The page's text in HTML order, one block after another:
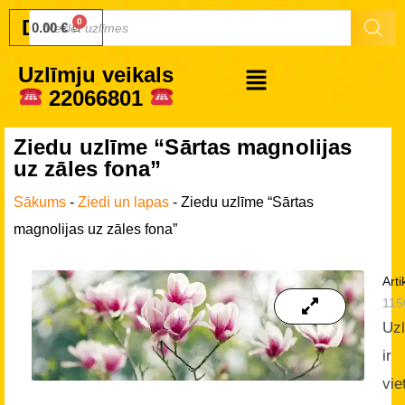
Druku.lv
0.00€
Uzlīmju veikals
22066801
Ziedu uzlīme “Sārtas magnolijas
uz zāles fona”
Sākums - Ziedi un lapas - Ziedu uzlīme “Sārtas
magnolijas uz zāles fona”
ir